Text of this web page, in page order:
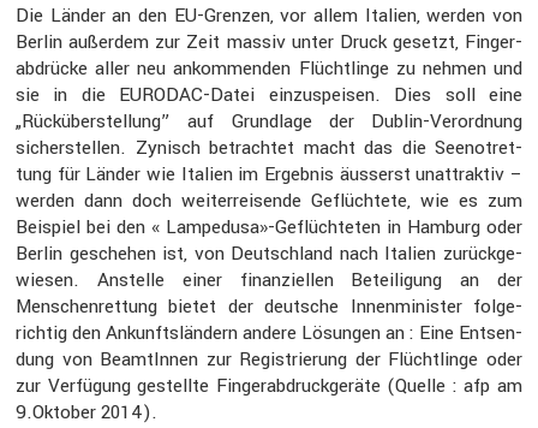
Die Länder an den EU-Grenzen, vor allem Italien, werden von
Berlin außerdem zur Zeit massiv unter Druck gesetzt, Finger­
ab­drücke aller neu ankom­menden Flücht­linge zu nehmen und
sie in die EURODAC-Datei einzu­speisen. Dies soll eine
„Rücküber­stel­lung” auf Grund­lage der Dublin-Verord­nung
sicher­stellen. Zynisch betrachtet macht das die Seenot­ret­
tung für Länder wie Italien im Ergebnis äusserst unattraktiv –
werden dann doch weiter­rei­sende Geflüch­tete, wie es zum
Beispiel bei den « Lampedusa»-Geflüchteten in Hamburg oder
Berlin geschehen ist, von Deutsch­land nach Italien zurück­ge­
wiesen. Anstelle einer finan­zi­ellen Betei­li­gung an der
Menschen­ret­tung bietet der deutsche Innen­mi­nister folge­
richtig den Ankunfts­län­dern andere Lösungen an : Eine Entsen­
dung von BeamtInnen zur Regis­trie­rung der Flücht­linge oder
zur Verfü­gung gestellte Finger­ab­druck­ge­räte (Quelle : afp am
9.Oktober 2014).